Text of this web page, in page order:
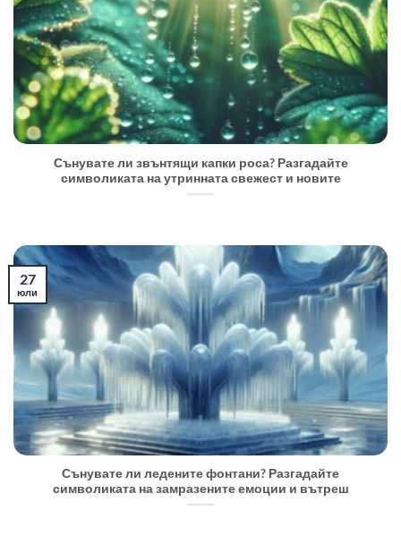
Сънувате ли звънтящи капки роса? Разгадайте
символиката на утринната свежест и новите
Сънувате ли ледените фонтани? Разгадайте
символиката на замразените емоции и вътреш
27
юли